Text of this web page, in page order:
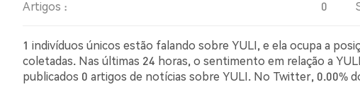
Artigos :
0
1 indivíduos únicos estão falando sobre YULI, e ela ocupa a
coletadas. Nas últimas 24 horas, o sentimento em relação a
publicados 0 artigos de notícias sobre YULI. No Twitter,